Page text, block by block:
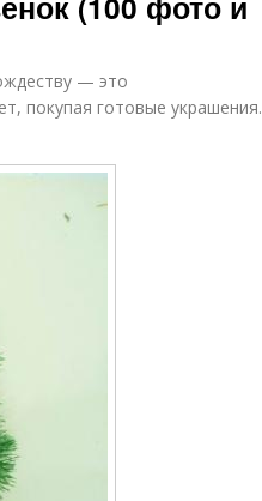
— это
покупая готовые украшения.